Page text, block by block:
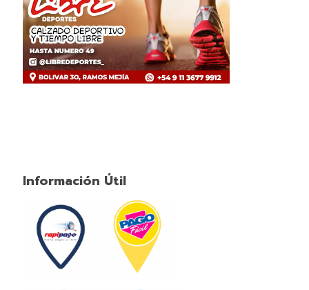
Información Útil